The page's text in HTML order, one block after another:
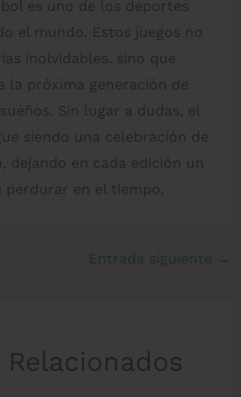
es uno de los deportes
el mundo. Estos juegos no
inolvidables, sino que
la próxima generación de
Sin lugar a dudas, el
siendo una celebración de
dejando en cada edición un
perdurar en el tiempo.
Entrada siguiente →